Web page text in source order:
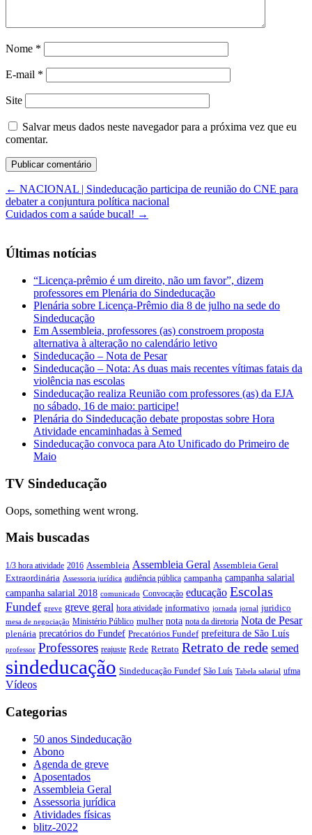
Nome *
E-mail *
Site
Salvar meus dados neste navegador para a próxima vez que eu
comentar.
← NACIONAL | Sindeducação participa de reunião do CNE para
debater a conjuntura política nacional
Cuidados com a saúde bucal! →
Últimas notícias
“Licença-prêmio é um direito, não um favor”, dizem
professores em Plenária do Sindeducação
Plenária sobre Licença-Prêmio dia 8 de julho na sede do
Sindeducação
Em Assembleia, professores (as) constroem proposta
alternativa à alteração no calendário letivo
Sindeducação – Nota de Pesar
Sindeducação – Nota: As duas mais recentes vítimas fatais da
violência nas escolas
Sindeducação realiza Reunião com professores (as) da EJA
no sábado, 16 de maio: participe!
Plenária do Sindeducação debate propostas sobre Hora
Atividade encaminhadas à Semed
Sindeducação convoca para Ato Unificado do Primeiro de
Maio
TV Sindeducação
Oops, something went wrong.
Mais buscadas
1/3 hora atividade 2016 Assembleia Assembleia Geral Assembleia Geral
Extraordinária Assessoria jurídica audiência pública campanha campanha salarial
campanha salarial 2018 comunicado Convocação educação Escolas
Fundef greve greve geral hora atividade informativo jornada jornal juridico
mesa de negociação Ministério Público mulher nota nota da diretoria Nota de Pesar
plenária precatórios do Fundef Precatórios Fundef prefeitura de São Luís
professor Professores reajuste Rede Retrato Retrato de rede semed
sindeducação Sindeducação Fundef São Luís Tabela salarial ufma
Vídeos
Categorias
50 anos Sindeducação
Abono
Agenda de greve
Aposentados
Assembleia Geral
Assessoria jurídica
Atividades físicas
blitz-2022